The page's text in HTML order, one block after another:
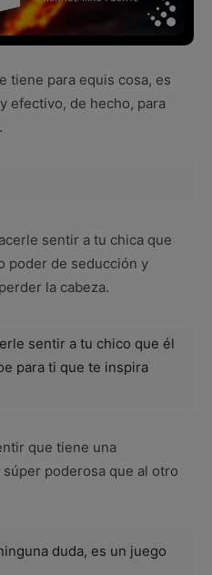
tiene para equis cosa, es
efectivo, de hecho, para
sentir a tu chica que
poder de seducción y
la cabeza.
sentir a tu chico que él
para ti que te inspira
que tiene una
poderosa que al otro
duda, es un juego